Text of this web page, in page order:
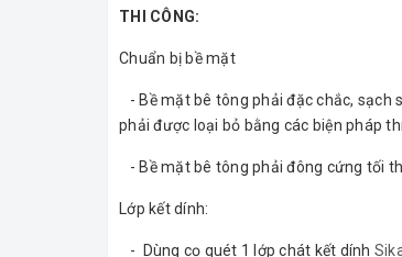
THI CÔNG:
Chuẩn bị bề mặt
- Bề mặt bê tông phải đặc chắc, sạch
phải được loại bỏ bằng các biện pháp
- Bề mặt bê tông phải đông cứng tối
Lớp kết dính:
- Dùng cọ quét 1 lớp chát kết dính